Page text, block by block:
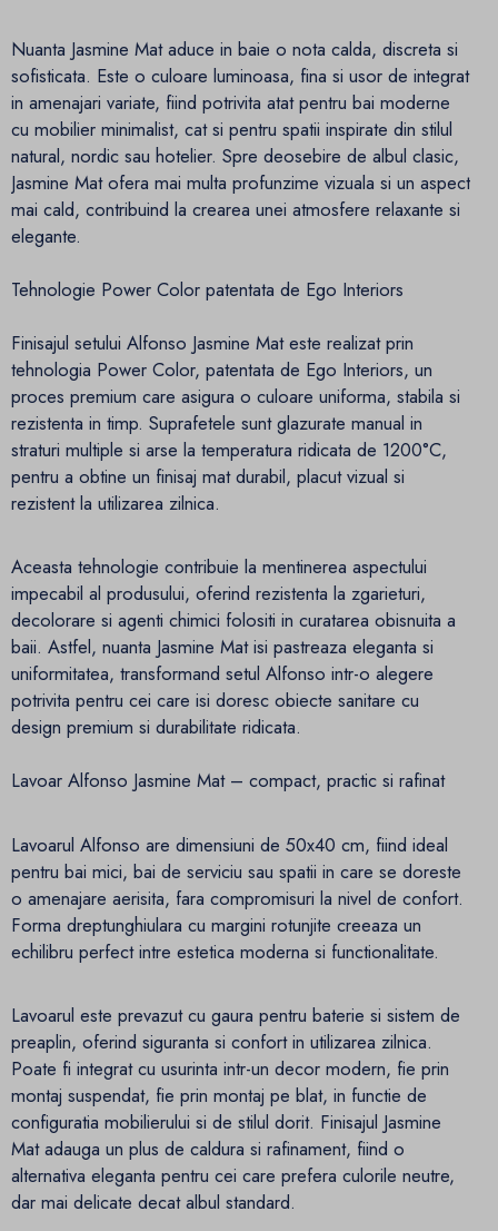
Nuanta Jasmine Mat aduce in baie o nota calda, discreta si
sofisticata. Este o culoare luminoasa, fina si usor de integrat
in amenajari variate, fiind potrivita atat pentru bai moderne
cu mobilier minimalist, cat si pentru spatii inspirate din stilul
natural, nordic sau hotelier. Spre deosebire de albul clasic,
Jasmine Mat ofera mai multa profunzime vizuala si un aspect
mai cald, contribuind la crearea unei atmosfere relaxante si
elegante.
Tehnologie Power Color patentata de Ego Interiors
Finisajul setului Alfonso Jasmine Mat este realizat prin
tehnologia Power Color, patentata de Ego Interiors, un
proces premium care asigura o culoare uniforma, stabila si
rezistenta in timp. Suprafetele sunt glazurate manual in
straturi multiple si arse la temperatura ridicata de 1200°C,
pentru a obtine un finisaj mat durabil, placut vizual si
rezistent la utilizarea zilnica.
Aceasta tehnologie contribuie la mentinerea aspectului
impecabil al produsului, oferind rezistenta la zgarieturi,
decolorare si agenti chimici folositi in curatarea obisnuita a
baii. Astfel, nuanta Jasmine Mat isi pastreaza eleganta si
uniformitatea, transformand setul Alfonso intr-o alegere
potrivita pentru cei care isi doresc obiecte sanitare cu
design premium si durabilitate ridicata.
Lavoar Alfonso Jasmine Mat – compact, practic si rafinat
Lavoarul Alfonso are dimensiuni de 50x40 cm, fiind ideal
pentru bai mici, bai de serviciu sau spatii in care se doreste
o amenajare aerisita, fara compromisuri la nivel de confort.
Forma dreptunghiulara cu margini rotunjite creeaza un
echilibru perfect intre estetica moderna si functionalitate.
Lavoarul este prevazut cu gaura pentru baterie si sistem de
preaplin, oferind siguranta si confort in utilizarea zilnica.
Poate fi integrat cu usurinta intr-un decor modern, fie prin
montaj suspendat, fie prin montaj pe blat, in functie de
configuratia mobilierului si de stilul dorit. Finisajul Jasmine
Mat adauga un plus de caldura si rafinament, fiind o
alternativa eleganta pentru cei care prefera culorile neutre,
dar mai delicate decat albul standard.